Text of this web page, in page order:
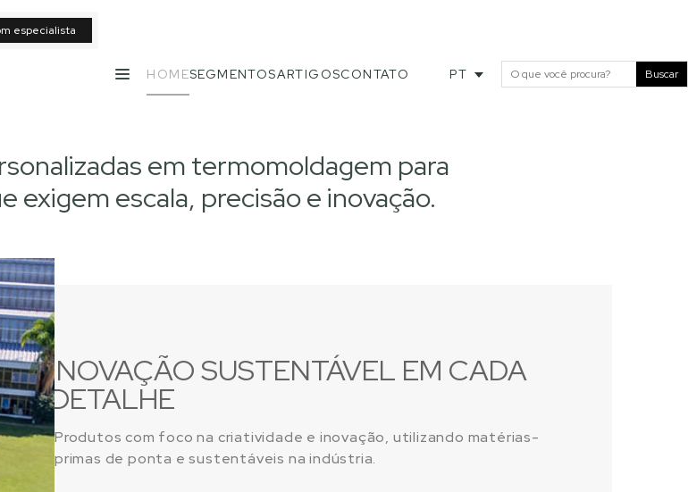
especialista
MENUHOMESEGMENTOSARTIGOSCONTATO PT Buscar
em termomoldagem para
exigem escala, precisão e inovação.
INOVAÇÃO SUSTENTÁVEL EM CADA
DETALHE
Produtos com foco na criatividade e inovação, utilizando matérias-
primas de ponta e sustentáveis ​​na indústria.